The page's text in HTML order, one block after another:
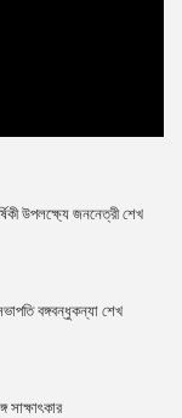
উপলক্ষ্যে জননেত্রী শেখ
বঙ্গবন্ধুকন্যা শেখ
সাক্ষাৎকার